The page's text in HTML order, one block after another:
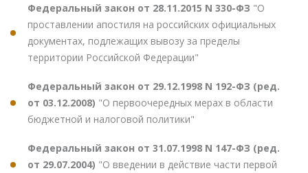
Федеральный закон от 28.11.2015 N 330-ФЗ "О
проставлении апостиля на российских официальных
документах, подлежащих вывозу за пределы
территории Российской Федерации"
Федеральный закон от 29.12.1998 N 192-ФЗ (ред.
от 03.12.2008) "О первоочередных мерах в области
бюджетной и налоговой политики"
Федеральный закон от 31.07.1998 N 147-ФЗ (ред.
от 29.07.2004) "О введении в действие части первой